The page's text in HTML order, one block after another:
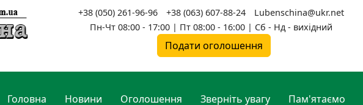
+38 (050) 261-96-96 +38 (063) 607-88-24
Lubenschina@ukr.net
Пн-Чт 08:00 - 17:00 | Пт 08:00 - 16:00 | Сб - Нд - вихідний
Подати оголошення
Головна Новини Оголошення Зверніть увагу Пам'ятаємо